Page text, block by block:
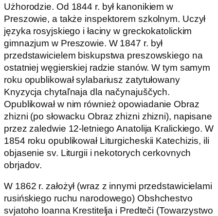
Użhorodzie. Od 1844 r. był kanonikiem w
Preszowie, a także inspektorem szkolnym. Uczył
języka rosyjskiego i łaciny w greckokatolickim
gimnazjum w Preszowie. W 1847 r. był
przedstawicielem biskupstwa preszowskiego na
ostatniej węgierskiej radzie stanów. W tym samym
roku opublikował sylabariusz zatytułowany
Knyzycja chytaľnaja dla načynajuščych.
Opublikował w nim również opowiadanie Obraz
zhizni (po słowacku Obraz zhizni zhizni), napisane
przez zaledwie 12-letniego Anatolija Kralickiego. W
1854 roku opublikował Liturgicheskii Katechizis, ili
objasenie sv. Liturgii i nekotorych cerkovnych
obrjadov.
W 1862 r. założył (wraz z innymi przedstawicielami
rusińskiego ruchu narodowego) Obshchestvo
svjatoho Ioanna Krestitelja i Predteči (Towarzystwo